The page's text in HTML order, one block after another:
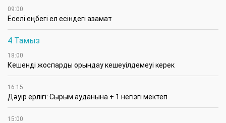
09:00
Еселі еңбегі ел есіндегі азамат
4 Тамыз
18:00
Кешенді жоспарды орындау кешеуілдемеуі керек
16:15
Дәуір ерлігі: Сырым ауданына + 1 негізгі мектеп
15:00